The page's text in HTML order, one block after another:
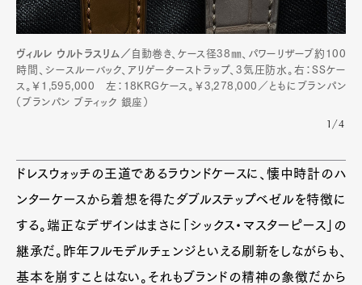
ヴィルレ ウルトラスリム／ 自動巻き、ケース径38㎜、パワーリザーブ約100
時間、シースルーバック、アリゲーターストラップ、3気圧防水。右：SSケー
ス。￥1,595,000 左：18KRGケース。￥3,278,000／ともにブランパン
（ブランパン ブティック 銀座）
1/4
ドレスウォッチの王道であるラウンドケースに、懐中時計のハ
ンターケースから着想を得たダブルステップベゼルを特徴に
する。端正なデザインはまさに「シックス・マスターピース」の
継承だ。昨年フルモデルチェンジといえる刷新をしながらも、
基本を崩すことはない。それもブランドの精神の象徴だから